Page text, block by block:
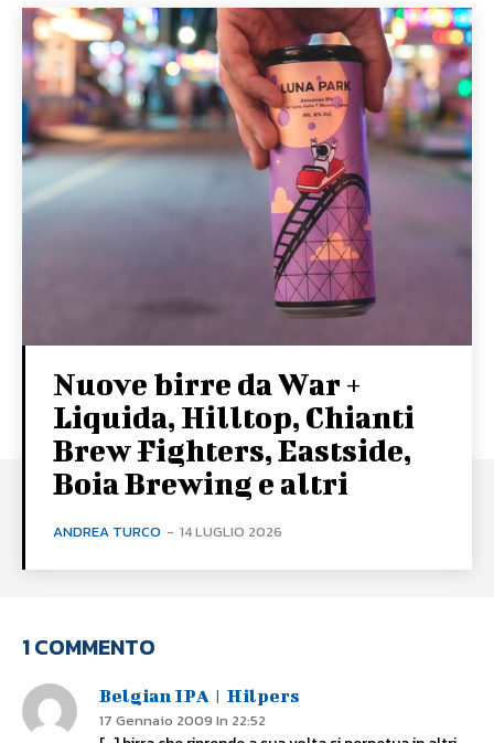
Nuove birre da War +
Liquida, Hilltop, Chianti
Brew Fighters, Eastside,
Boia Brewing e altri
ANDREA TURCO - 14 LUGLIO 2026
1 COMMENTO
Belgian IPA | Hilpers
17 Gennaio 2009 In 22:52